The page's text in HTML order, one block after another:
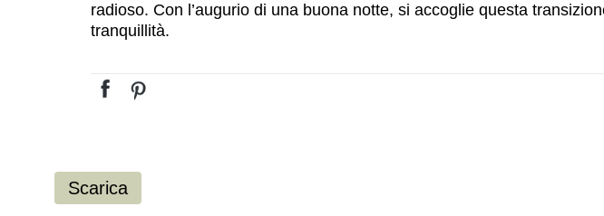
radioso. Con l’augurio di una buona notte, si accoglie questa
tranquillità.
Scarica